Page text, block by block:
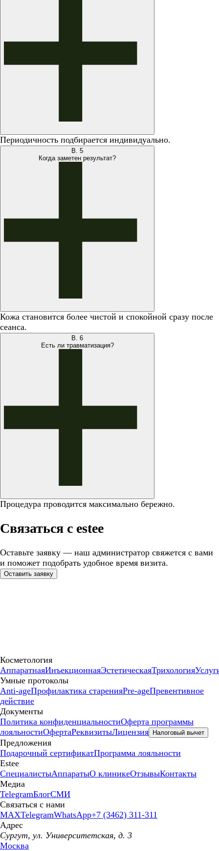
Периодичность подбирается индивидуально.
В. 5
Когда заметен результат?
Кожа становится более чистой и спокойной сразу после
сеанса.
В. 6
Есть ли травматизация?
Процедура проводится максимально бережно.
Связаться с estee
Оставьте заявку — наш администратор свяжется с вами
и поможет подобрать удобное время визита.
Оставить заявку
Косметология
АппаратнаяИнъекционнаяЭстетическаяТрихология
Умные протоколы
Anti-ageПрофилактика старенияPre-ageПревентивное
действие
Документы
Политика конфиденциальностиОферта программы
лояльностиОфертаРеквизитыЛицензия Налоговый вычет
Предложения
Подарочный сертификатПрограмма лояльности
Estee
СпециалистыАппаратыО клиникеОтзывыКонтакты
Медиа
TelegramБлогСМИ
Связаться с нами
MAXTelegramWhatsApp+7 (3462) 311-311
Адрес
Сургут, ул. Университетская, д. 3
Москва